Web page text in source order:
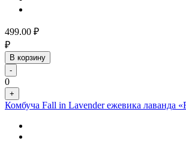
499.00 ₽
₽
В корзину
-
0
+
Комбуча Fall in Lavender ежевика лаванда